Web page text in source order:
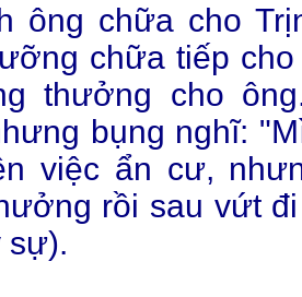
ông chữa cho
chữa tiếp
thưởng cho
bụng nghĩ:
việc ẩn cư,
rồi sau vứt
sự).